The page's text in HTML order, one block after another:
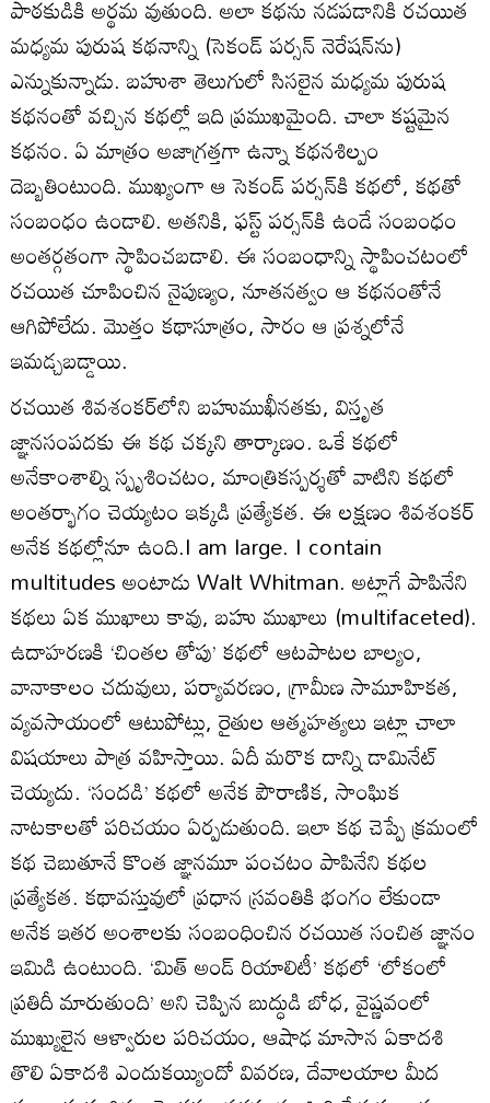
పాఠకుడికి అర్థమ వుతుంది. అలా కథను నడపడానికి రచయిత
మధ్యమ పురుష కథనాన్ని (సెకండ్‌ పర్సన్‌ నెరేషన్‌ను)
ఎన్నుకున్నాడు. బహుశా తెలుగులో సిసలైన మధ్యమ పురుష
కథనంతో వచ్చిన కథల్లో ఇది ప్రముఖమైంది. చాలా కష్టమైన
కథనం. ఏ మాత్రం అజాగ్రత్తగా ఉన్నా కథనశిల్పం
దెబ్బతింటుంది. ముఖ్యంగా ఆ సెకండ్‌ పర్సన్‌కి కథలో, కథతో
సంబంధం ఉండాలి. అతనికి, ఫస్ట్‌ పర్సన్‌కి ఉండే సంబంధం
అంతర్గతంగా స్థాపించబడాలి. ఈ సంబంధాన్ని స్థాపించటంలో
రచయిత చూపించిన నైపుణ్యం, నూతనత్వం ఆ కథనంతోనే
ఆగిపోలేదు. మొత్తం కథాసూత్రం, సారం ఆ ప్రశ్నలోనే
ఇమడ్చబడ్డాయి.
రచయిత శివశంకర్‌లోని బహుముఖీనతకు, విస్తృత
జ్ఞానసంపదకు ఈ కథ చక్కని తార్కాణం. ఒకే కథలో
అనేకాంశాల్ని స్పృశించటం, మాంత్రికస్పర్శతో వాటిని కథలో
అంతర్భాగం చెయ్యటం ఇక్కడి ప్రత్యేకత. ఈ లక్షణం శివశంకర్‌
అనేక కథల్లోనూ ఉంది.I am large. I contain
multitudes అంటాడు Walt Whitman. అట్లాగే పాపినేని
కథలు ఏక ముఖాలు కావు, బహు ముఖాలు (multifaceted).
ఉదాహరణకి ‘చింతల తోపు’ కథలో ఆటపాటల బాల్యం,
వానాకాలం చదువులు, పర్యావరణం, గ్రామీణ సామూహికత,
వ్యవసాయంలో ఆటుపోట్లు, రైతుల ఆత్మహత్యలు ఇట్లా చాలా
విషయాలు పాత్ర వహిస్తాయి. ఏదీ మరొక దాన్ని డామినేట్‌
చెయ్యదు. ‘సందడి’ కథలో అనేక పౌరాణిక, సాంఘిక
నాటకాలతో పరిచయం ఏర్పడుతుంది. ఇలా కథ చెప్పే క్రమంలో
కథ చెబుతూనే కొంత జ్ఞానమూ పంచటం పాపినేని కథల
ప్రత్యేకత. కథావస్తువులో ప్రధాన స్రవంతికి భంగం లేకుండా
అనేక ఇతర అంశాలకు సంబంధించిన రచయిత సంచిత జ్ఞానం
ఇమిడి ఉంటుంది. ‘మిత్‌ అండ్‌ రియాలిటీ’ కథలో ‘లోకంలో
ప్రతిదీ మారుతుంది’ అని చెప్పిన బుద్ధుడి బోధ, వైష్ణవంలో
ముఖ్యులైన ఆళ్వారుల పరిచయం, ఆషాఢ మాసాన ఏకాదశి
తొలి ఏకాదశి ఎందుకయ్యిందో వివరణ, దేవాలయాల మీద